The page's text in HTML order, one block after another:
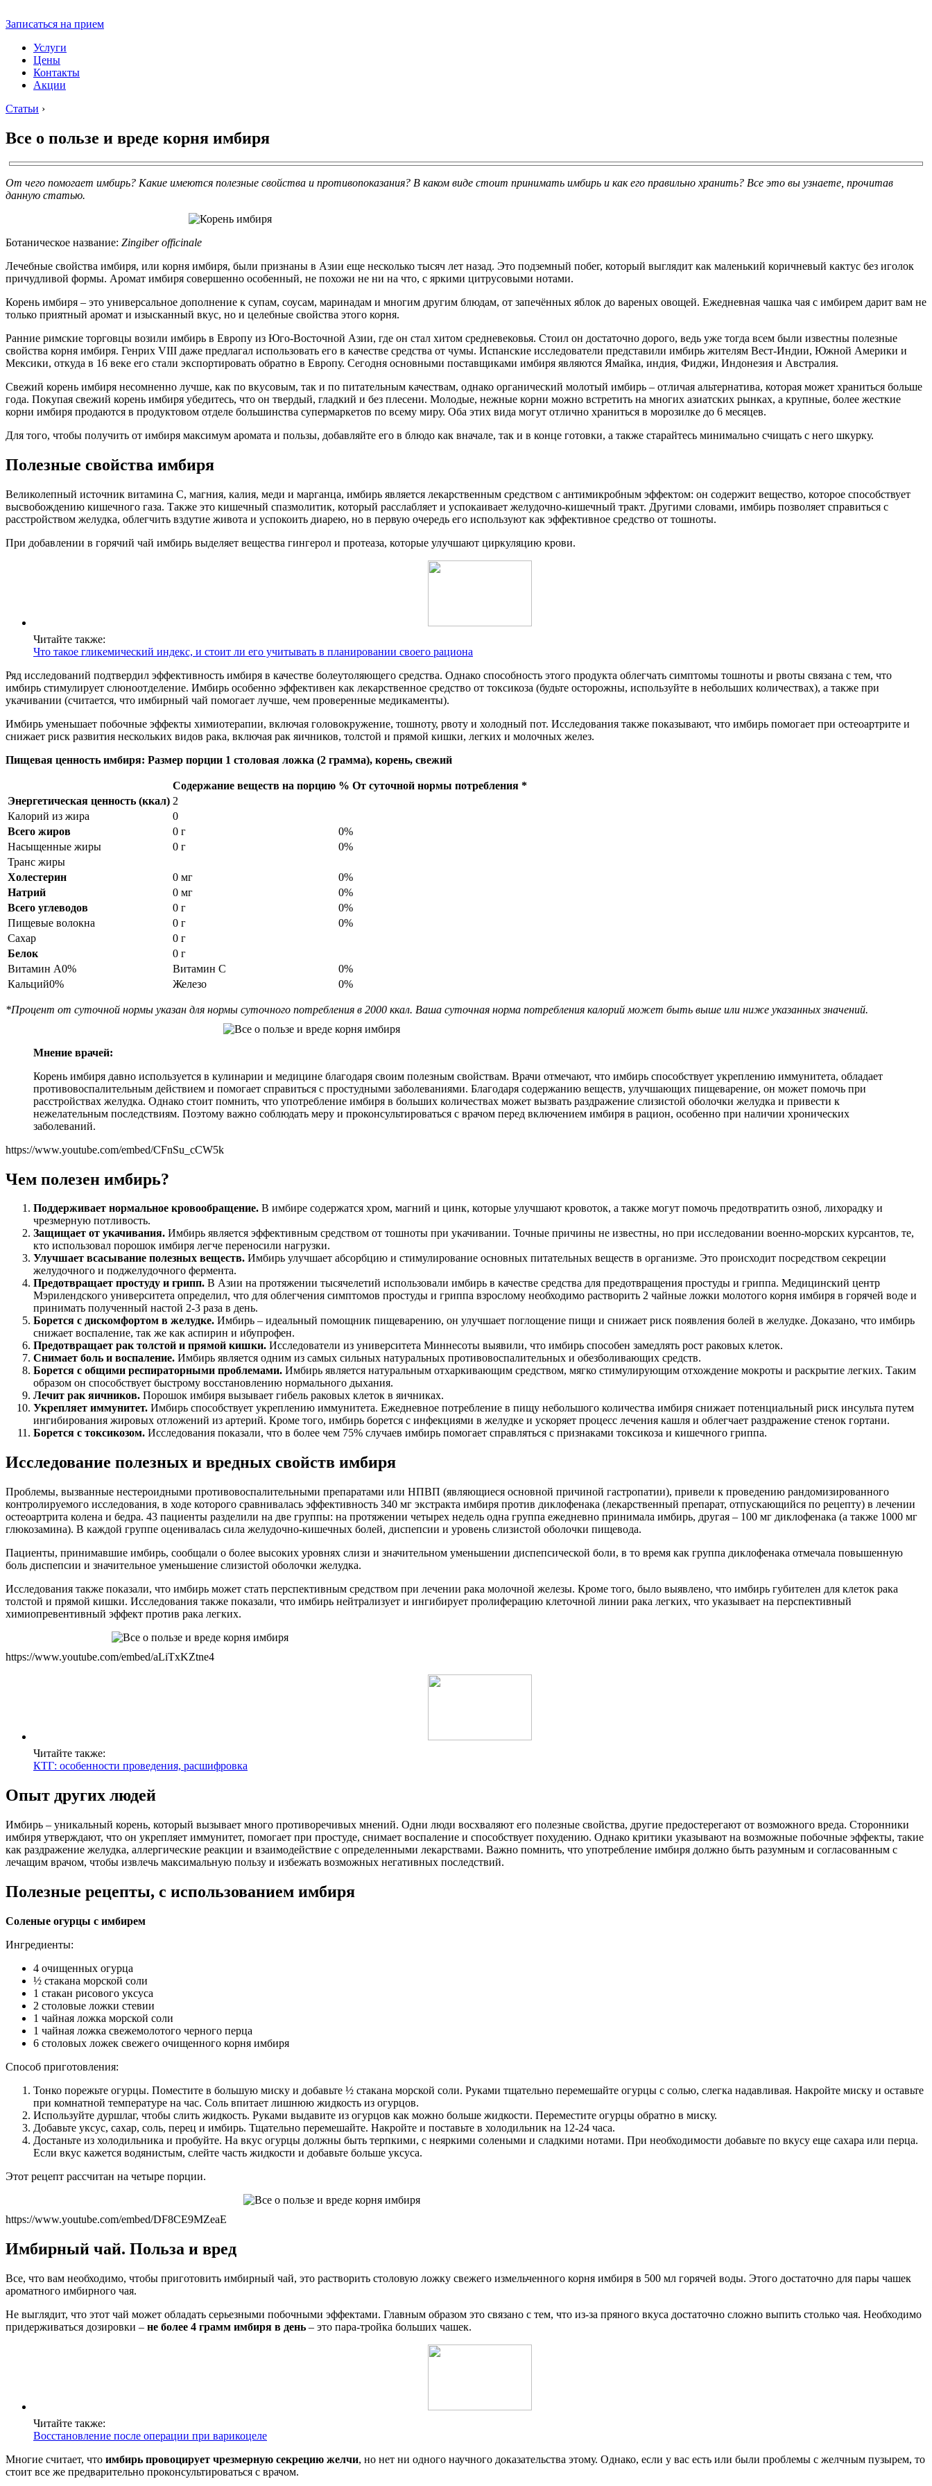
Записаться на прием
Услуги
Цены
Контакты
Акции
Статьи ›
Все о пользе и вреде корня имбиря
От чего помогает имбирь? Какие имеются полезные свойства и противопоказания? В каком виде стоит принимать имбирь и как его правильно хранить? Все это вы узнаете, прочитав
данную статью.
Ботаническое название: Zingiber officinale
Лечебные свойства имбиря, или корня имбиря, были признаны в Азии еще несколько тысяч лет назад. Это подземный побег, который выглядит как маленький коричневый кактус без иголок
причудливой формы. Аромат имбиря совершенно особенный, не похожи не ни на что, с яркими цитрусовыми нотами.
Корень имбиря – это универсальное дополнение к супам, соусам, маринадам и многим другим блюдам, от запечённых яблок до вареных овощей. Ежедневная чашка чая с имбирем дарит вам не
только приятный аромат и изысканный вкус, но и целебные свойства этого корня.
Ранние римские торговцы возили имбирь в Европу из Юго-Восточной Азии, где он стал хитом средневековья. Стоил он достаточно дорого, ведь уже тогда всем были известны полезные
свойства корня имбиря. Генрих VIII даже предлагал использовать его в качестве средства от чумы. Испанские исследователи представили имбирь жителям Вест-Индии, Южной Америки и
Мексики, откуда в 16 веке его стали экспортировать обратно в Европу. Сегодня основными поставщиками имбиря являются Ямайка, индия, Фиджи, Индонезия и Австралия.
Свежий корень имбиря несомненно лучше, как по вкусовым, так и по питательным качествам, однако органический молотый имбирь – отличая альтернатива, которая может храниться больше
года. Покупая свежий корень имбиря убедитесь, что он твердый, гладкий и без плесени. Молодые, нежные корни можно встретить на многих азиатских рынках, а крупные, более жесткие
корни имбиря продаются в продуктовом отделе большинства супермаркетов по всему миру. Оба этих вида могут отлично храниться в морозилке до 6 месяцев.
Для того, чтобы получить от имбиря максимум аромата и пользы, добавляйте его в блюдо как вначале, так и в конце готовки, а также старайтесь минимально счищать с него шкурку.
Полезные свойства имбиря
Великолепный источник витамина С, магния, калия, меди и марганца, имбирь является лекарственным средством с антимикробным эффектом: он содержит вещество, которое способствует
высвобождению кишечного газа. Также это кишечный спазмолитик, который расслабляет и успокаивает желудочно-кишечный тракт. Другими словами, имбирь позволяет справиться с
расстройством желудка, облегчить вздутие живота и успокоить диарею, но в первую очередь его используют как эффективное средство от тошноты.
При добавлении в горячий чай имбирь выделяет вещества гингерол и протеаза, которые улучшают циркуляцию крови.
Читайте также:
Что такое гликемический индекс, и стоит ли его учитывать в планировании своего рациона
Ряд исследований подтвердил эффективность имбиря в качестве болеутоляющего средства. Однако способность этого продукта облегчать симптомы тошноты и рвоты связана с тем, что
имбирь стимулирует слюноотделение. Имбирь особенно эффективен как лекарственное средство от токсикоза (будьте осторожны, используйте в небольших количествах), а также при
укачивании (считается, что имбирный чай помогает лучше, чем проверенные медикаменты).
Имбирь уменьшает побочные эффекты химиотерапии, включая головокружение, тошноту, рвоту и холодный пот. Исследования также показывают, что имбирь помогает при остеоартрите и
снижает риск развития нескольких видов рака, включая рак яичников, толстой и прямой кишки, легких и молочных желез.
Пищевая ценность имбиря: Размер порции 1 столовая ложка (2 грамма), корень, свежий
Содержание веществ на порцию % От суточной нормы потребления *
Энергетическая ценность (ккал) 2
Калорий из жира
0
Всего жиров
0 г
0%
Насыщенные жиры
0 г
0%
Транс жиры
Холестерин
0 мг
0%
Натрий
0 мг
0%
Всего углеводов
0 г
0%
Пищевые волокна
0 г
0%
Сахар
0 г
Белок
0 г
Витамин А0%
Витамин С
0%
Кальций0%
Железо 0%
*Процент от суточной нормы указан для нормы суточного потребления в 2000 ккал. Ваша суточная норма потребления калорий может быть выше или ниже указанных значений.
Мнение врачей:
Корень имбиря давно используется в кулинарии и медицине благодаря своим полезным свойствам. Врачи отмечают, что имбирь способствует укреплению иммунитета, обладает
противовоспалительным действием и помогает справиться с простудными заболеваниями. Благодаря содержанию веществ, улучшающих пищеварение, он может помочь при
расстройствах желудка. Однако стоит помнить, что употребление имбиря в больших количествах может вызвать раздражение слизистой оболочки желудка и привести к
нежелательным последствиям. Поэтому важно соблюдать меру и проконсультироваться с врачом перед включением имбиря в рацион, особенно при наличии хронических
заболеваний.
https://www.youtube.com/embed/CFnSu_cCW5k
Чем полезен имбирь?
Поддерживает нормальное кровообращение. В имбире содержатся хром, магний и цинк, которые улучшают кровоток, а также могут помочь предотвратить озноб, лихорадку и
чрезмерную потливость.
Защищает от укачивания. Имбирь является эффективным средством от тошноты при укачивании. Точные причины не известны, но при исследовании военно-морских курсантов, те,
кто использовал порошок имбиря легче переносили нагрузки.
Улучшает всасывание полезных веществ. Имбирь улучшает абсорбцию и стимулирование основных питательных веществ в организме. Это происходит посредством секреции
желудочного и поджелудочного фермента.
Предотвращает простуду и грипп. В Азии на протяжении тысячелетий использовали имбирь в качестве средства для предотвращения простуды и гриппа. Медицинский центр
Мэрилендского университета определил, что для облегчения симптомов простуды и гриппа взрослому необходимо растворить 2 чайные ложки молотого корня имбиря в горячей воде и
принимать полученный настой 2-3 раза в день.
Борется с дискомфортом в желудке. Имбирь – идеальный помощник пищеварению, он улучшает поглощение пищи и снижает риск появления болей в желудке. Доказано, что имбирь
снижает воспаление, так же как аспирин и ибупрофен.
Предотвращает рак толстой и прямой кишки. Исследователи из университета Миннесоты выявили, что имбирь способен замедлять рост раковых клеток.
Снимает боль и воспаление. Имбирь является одним из самых сильных натуральных противовоспалительных и обезболивающих средств.
Борется с общими респираторными проблемами. Имбирь является натуральным отхаркивающим средством, мягко стимулирующим отхождение мокроты и раскрытие легких. Таким
образом он способствует быстрому восстановлению нормального дыхания.
Лечит рак яичников. Порошок имбиря вызывает гибель раковых клеток в яичниках.
Укрепляет иммунитет. Имбирь способствует укреплению иммунитета. Ежедневное потребление в пищу небольшого количества имбиря снижает потенциальный риск инсульта путем
ингибирования жировых отложений из артерий. Кроме того, имбирь борется с инфекциями в желудке и ускоряет процесс лечения кашля и облегчает раздражение стенок гортани.
Борется с токсикозом. Исследования показали, что в более чем 75% случаев имбирь помогает справляться с признаками токсикоза и кишечного гриппа.
Исследование полезных и вредных свойств имбиря
Проблемы, вызванные нестероидными противовоспалительными препаратами или НПВП (являющиеся основной причиной гастропатии), привели к проведению рандомизированного
контролируемого исследования, в ходе которого сравнивалась эффективность 340 мг экстракта имбиря против диклофенака (лекарственный препарат, отпускающийся по рецепту) в лечении
остеоартрита колена и бедра. 43 пациенты разделили на две группы: на протяжении четырех недель одна группа ежедневно принимала имбирь, другая – 100 мг диклофенака (а также 1000 мг
глюкозамина). В каждой группе оценивалась сила желудочно-кишечных болей, диспепсии и уровень слизистой оболочки пищевода.
Пациенты, принимавшие имбирь, сообщали о более высоких уровнях слизи и значительном уменьшении диспепсической боли, в то время как группа диклофенака отмечала повышенную
боль диспепсии и значительное уменьшение слизистой оболочки желудка.
Исследования также показали, что имбирь может стать перспективным средством при лечении рака молочной железы. Кроме того, было выявлено, что имбирь губителен для клеток рака
толстой и прямой кишки. Исследования также показали, что имбирь нейтрализует и ингибирует пролиферацию клеточной линии рака легких, что указывает на перспективный
химиопревентивный эффект против рака легких.
https://www.youtube.com/embed/aLiTxKZtne4
Читайте также:
КТГ: особенности проведения, расшифровка
Опыт других людей
Имбирь – уникальный корень, который вызывает много противоречивых мнений. Одни люди восхваляют его полезные свойства, другие предостерегают от возможного вреда. Сторонники
имбиря утверждают, что он укрепляет иммунитет, помогает при простуде, снимает воспаление и способствует похудению. Однако критики указывают на возможные побочные эффекты, такие
как раздражение желудка, аллергические реакции и взаимодействие с определенными лекарствами. Важно помнить, что употребление имбиря должно быть разумным и согласованным с
лечащим врачом, чтобы извлечь максимальную пользу и избежать возможных негативных последствий.
Полезные рецепты, с использованием имбиря
Соленые огурцы с имбирем
Ингредиенты:
4 очищенных огурца
½ стакана морской соли
1 стакан рисового уксуса
2 столовые ложки стевии
1 чайная ложка морской соли
1 чайная ложка свежемолотого черного перца
6 столовых ложек свежего очищенного корня имбиря
Способ приготовления:
Тонко порежьте огурцы. Поместите в большую миску и добавьте ½ стакана морской соли. Руками тщательно перемешайте огурцы с солью, слегка надавливая. Накройте миску и оставьте
при комнатной температуре на час. Соль впитает лишнюю жидкость из огурцов.
Используйте дуршлаг, чтобы слить жидкость. Руками выдавите из огурцов как можно больше жидкости. Переместите огурцы обратно в миску.
Добавьте уксус, сахар, соль, перец и имбирь. Тщательно перемешайте. Накройте и поставьте в холодильник на 12-24 часа.
Достаньте из холодильника и пробуйте. На вкус огурцы должны быть терпкими, с неяркими солеными и сладкими нотами. При необходимости добавьте по вкусу еще сахара или перца.
Если вкус кажется водянистым, слейте часть жидкости и добавьте больше уксуса.
Этот рецепт рассчитан на четыре порции.
https://www.youtube.com/embed/DF8CE9MZeaE
Имбирный чай. Польза и вред
Все, что вам необходимо, чтобы приготовить имбирный чай, это растворить столовую ложку свежего измельченного корня имбиря в 500 мл горячей воды. Этого достаточно для пары чашек
ароматного имбирного чая.
Не выглядит, что этот чай может обладать серьезными побочными эффектами. Главным образом это связано с тем, что из-за пряного вкуса достаточно сложно выпить столько чая. Необходимо
придерживаться дозировки – не более 4 грамм имбиря в день – это пара-тройка больших чашек.
Читайте также:
Восстановление после операции при варикоцеле
Многие считает, что имбирь провоцирует чрезмерную секрецию желчи, но нет ни одного научного доказательства этому. Однако, если у вас есть или были проблемы с желчным пузырем, то
стоит все же предварительно проконсультироваться с врачом.